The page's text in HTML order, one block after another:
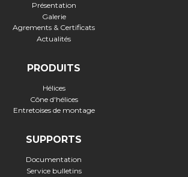
Présentation
Galerie
Agrements & Certificats
Actualités
PRODUITS
Hélices
Cône d'hélices
Entretoises de montage
SUPPORTS
Documentation
Service bulletins